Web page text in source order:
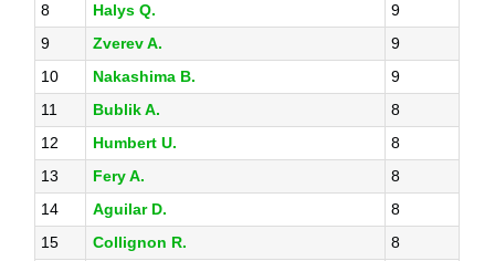
8
Halys Q.
9
9
Zverev A.
9
10
Nakashima B.
9
11
Bublik A.
8
12
Humbert U.
8
13
Fery A.
8
14
Aguilar D.
8
15
Collignon R.
8